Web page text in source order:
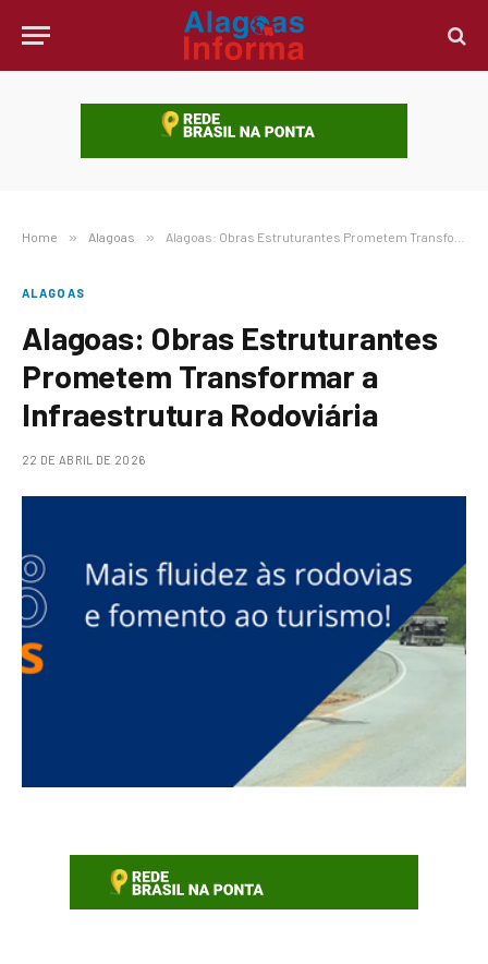
Home » Alagoas » Alagoas: Obras Estruturantes Prometem Transformar a Infraestrutura Rodoviária
ALAGOAS
Alagoas: Obras Estruturantes
Prometem Transformar a
Infraestrutura Rodoviária
22 DE ABRIL DE 2026